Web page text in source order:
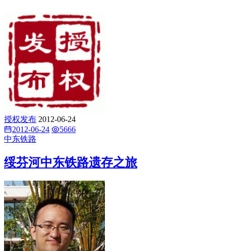
授权发布 2012-06-24
2012-06-24
5666
中东铁路
绥芬河中东铁路遗存之旅